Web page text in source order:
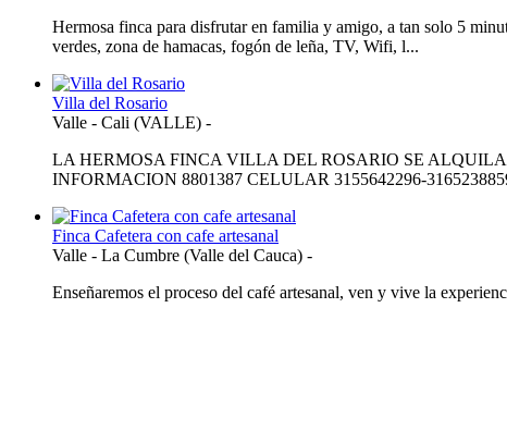
Hermosa finca para disfrutar en familia y amigo, a tan solo 5
verdes, zona de hamacas, fogón de leña, TV, Wifi, l...
Villa del Rosario
Valle - Cali (VALLE) -
LA HERMOSA FINCA VILLA DEL ROSARIO SE
INFORMACION 8801387 CELULAR 3155642296-
Finca Cafetera con cafe artesanal
Valle - La Cumbre (Valle del Cauca) -
Enseñaremos el proceso del café artesanal, ven y vive la